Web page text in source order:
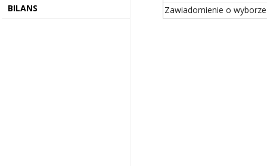
BILANS
Zawiadomienie o